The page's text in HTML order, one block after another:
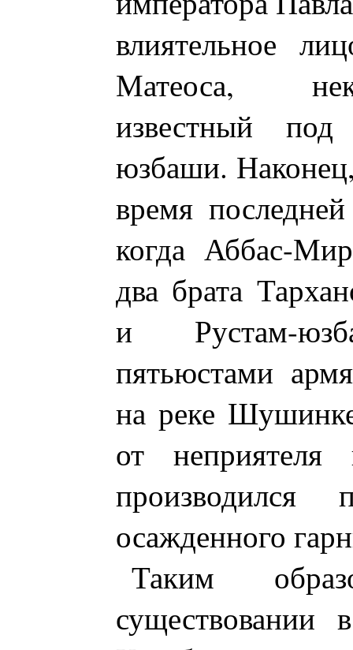
влиятельное
Матеоса,
известный
юзбаши.
время
когда Аббас-
два брата
и Рустам-
пятьюстами
на реке
от
осажденного
Таким